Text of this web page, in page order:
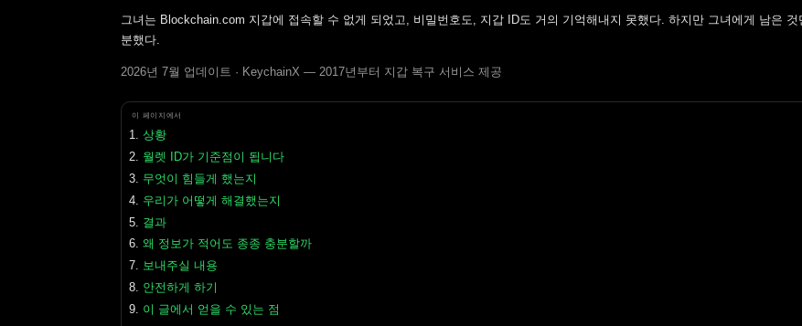
그녀는 Blockchain.com 지갑에 접속할 수 없게 되었고, 비밀번호도, 지갑 ID도 거의 기억해내지 못했다. 하지만 그녀에게 남은 것
분했다.
2026년 7월 업데이트 · KeychainX — 2017년부터 지갑 복구 서비스 제공
이 페이지에서
상황
월렛 ID가 기준점이 됩니다
무엇이 힘들게 했는지
우리가 어떻게 해결했는지
결과
왜 정보가 적어도 종종 충분할까
보내주실 내용
안전하게 하기
이 글에서 얻을 수 있는 점